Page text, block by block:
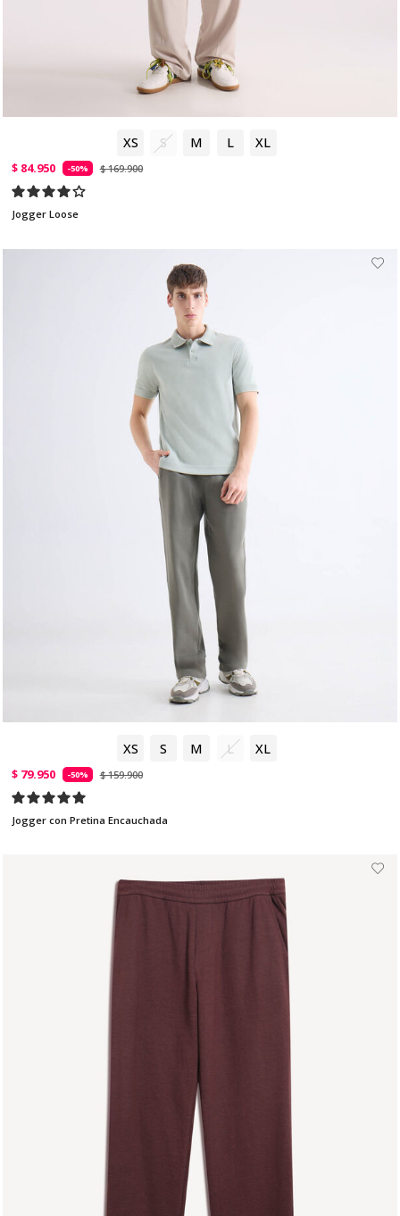
XS S M L XL
$ 84.950 -50% $ 169.900
Jogger Loose
XS S M L XL
$ 79.950 -50% $ 159.900
Jogger con Pretina Encauchada